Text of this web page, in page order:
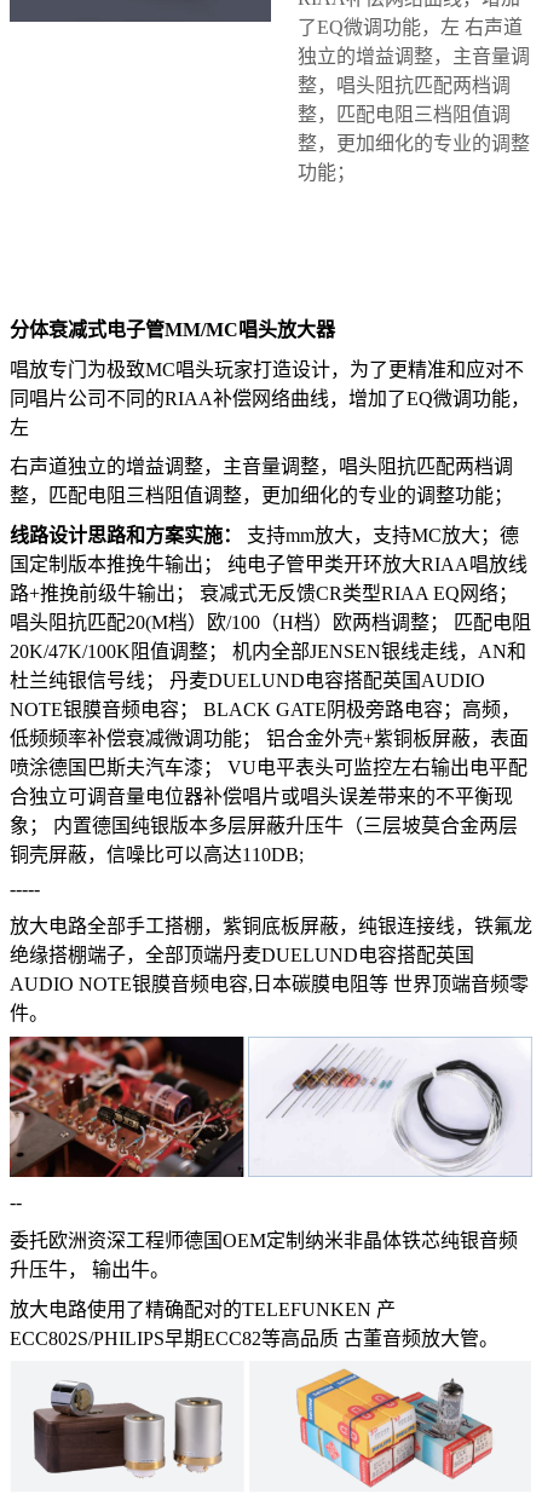
了EQ微调功能，左 右声道
独立的增益调整，主音量调
整，唱头阻抗匹配两档调
整，匹配电阻三档阻值调
整，更加细化的专业的调整
功能；
分体衰减式电子管MM/MC唱头放大器
唱放专门为极致MC唱头玩家打造设计，为了更精准和应对不
同唱片公司不同的RIAA补偿网络曲线，增加了EQ微调功能，
左
右声道独立的增益调整，主音量调整，唱头阻抗匹配两档调
整，匹配电阻三档阻值调整，更加细化的专业的调整功能；
线路设计思路和方案实施：
支持mm放大，支持MC放大；德
国定制版本推挽牛输出；
纯电子管甲类开环放大RIAA唱放线
路+推挽前级牛输出；
衰减式无反馈CR类型RIAA EQ网络；
唱头阻抗匹配20(M档）欧/100（H档）欧两档调整；
匹配电阻
20K/47K/100K阻值调整；
机内全部JENSEN银线走线，AN和
杜兰纯银信号线；
丹麦DUELUND电容搭配英国AUDIO
NOTE银膜音频电容；
BLACK GATE阴极旁路电容；高频，
低频频率补偿衰减微调功能；
铝合金外壳+紫铜板屏蔽，表面
喷涂德国巴斯夫汽车漆；
VU电平表头可监控左右输出电平配
合独立可调音量电位器补偿唱片或唱头误差带来的不平衡现
象；
内置德国纯银版本多层屏蔽升压牛（三层坡莫合金两层
铜壳屏蔽，信噪比可以高达110DB;
-----
放大电路全部手工搭棚，紫铜底板屏蔽，纯银连接线，铁氟龙
绝缘搭棚端子，全部顶端丹麦DUELUND电容搭配英国
AUDIO NOTE银膜音频电容,日本碳膜电阻等 世界顶端音频零
件。
--
委托欧洲资深工程师德国OEM定制纳米非晶体铁芯纯银音频
升压牛，
输出牛。
放大电路使用了精确配对的TELEFUNKEN 产
ECC802S/PHILIPS早期ECC82等高品质 古董音频放大管。